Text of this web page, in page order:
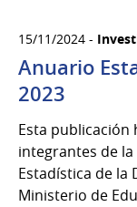
15/11/2024 -
Anuario
2023
Esta publicación
integrantes de
Estadística de la
Ministerio de